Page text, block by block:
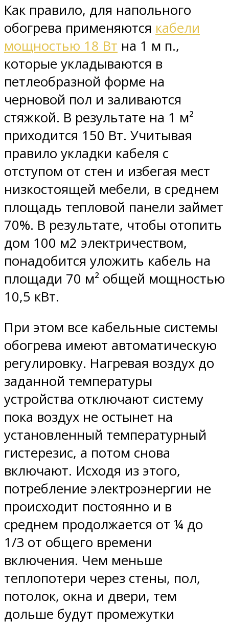
Как правило, для напольного
обогрева применяются кабели
мощностью 18 Вт на 1 м п.,
которые укладываются в
петлеобразной форме на
черновой пол и заливаются
стяжкой. В результате на 1 м²
приходится 150 Вт. Учитывая
правило укладки кабеля с
отступом от стен и избегая мест
низкостоящей мебели, в среднем
площадь тепловой панели займет
70%. В результате, чтобы отопить
дом 100 м2 электричеством,
понадобится уложить кабель на
площади 70 м² общей мощностью
10,5 кВт.
При этом все кабельные системы
обогрева имеют автоматическую
регулировку. Нагревая воздух до
заданной температуры
устройства отключают систему
пока воздух не остынет на
установленный температурный
гистерезис, а потом снова
включают. Исходя из этого,
потребление электроэнергии не
происходит постоянно и в
среднем продолжается от ¼ до
1/3 от общего времени
включения. Чем меньше
теплопотери через стены, пол,
потолок, окна и двери, тем
дольше будут промежутки